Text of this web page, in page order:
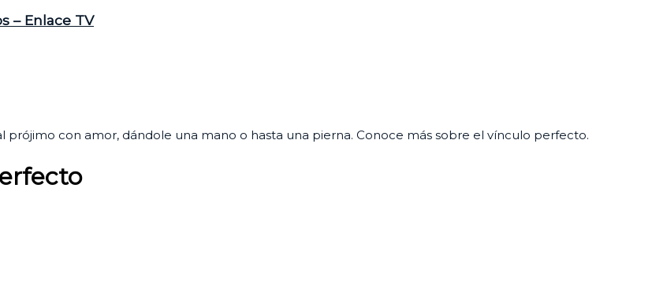
– Enlace TV
prójimo con amor, dándole una mano o hasta una pierna. Conoce más sobre el vínculo perfecto.